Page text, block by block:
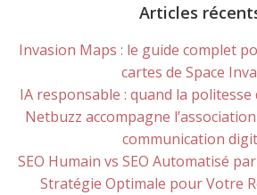
Articles
Invasion Maps : le guide complet
cartes de Space
IA responsable : quand la
Netbuzz accompagne
communication
SEO Humain vs SEO Automatisé
Stratégie Optimale pour Votre